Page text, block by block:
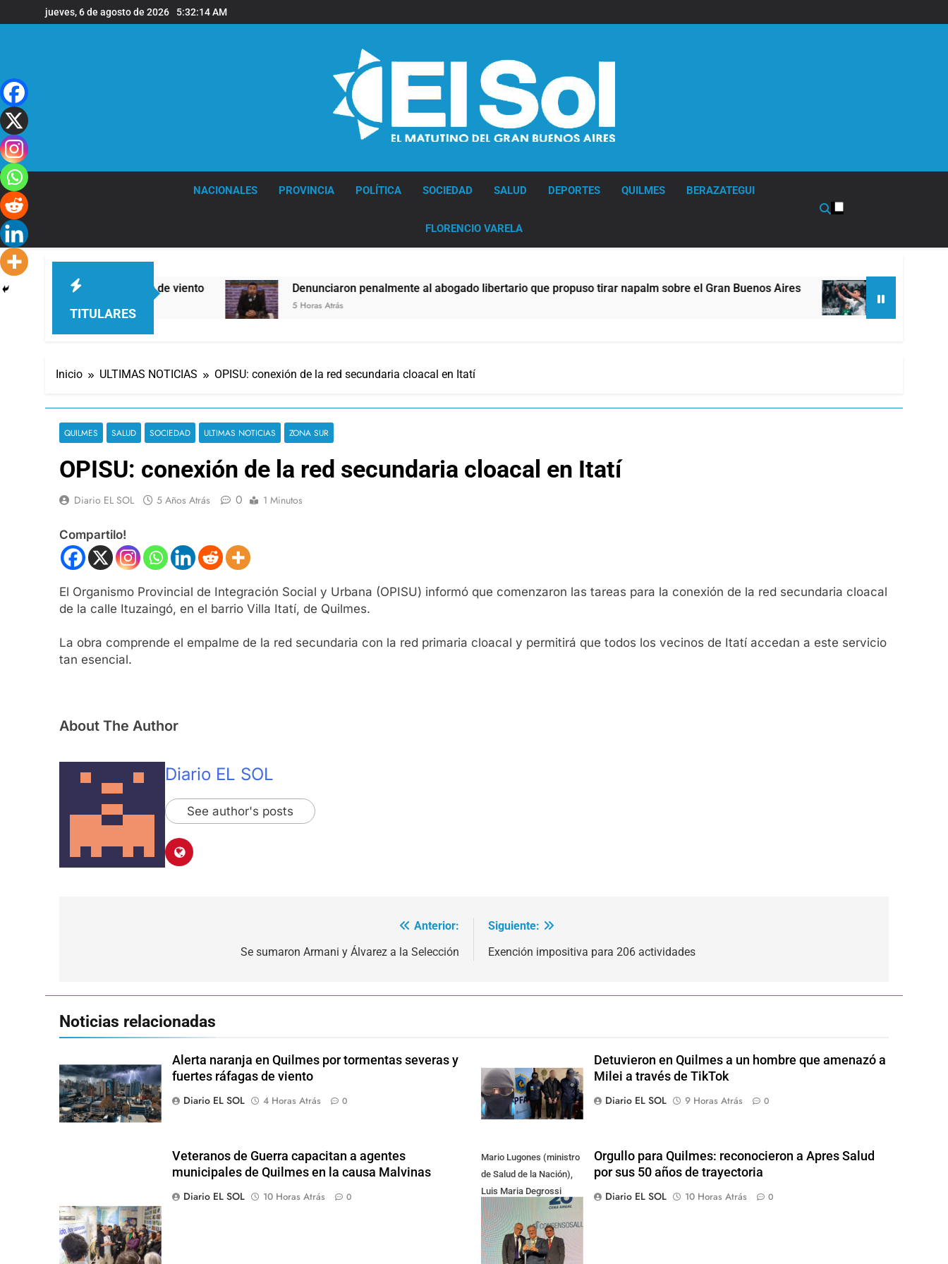
al
jueves, 6 de agosto de 2026 5:32:15 AM
NACIONALES PROVINCIA POLÍTICA SOCIEDAD SALUD DEPORTES QUILMES BERAZATEGUI
FLORENCIO VARELA
TITULARES
y fuertes ráfagas de viento Denunciaron penalmente al abogado libertario que propuso tirar napalm sobre el Gran Buenos Aires
5 Horas Atrás
Quilmes derrotó
5 Horas Atrás
Inicio ULTIMAS NOTICIAS OPISU: conexión de la red secundaria cloacal en Itatí
QUILMES SALUD SOCIEDAD ULTIMAS NOTICIAS ZONA SUR
OPISU: conexión de la red secundaria cloacal en Itatí
Diario EL SOL 5 Años Atrás 0 1 Minutos
Compartilo!
El Organismo Provincial de Integración Social y Urbana (OPISU) informó que comenzaron las tareas para la conexión de la red secundaria cloacal
de la calle Ituzaingó, en el barrio Villa Itatí, de Quilmes.
La obra comprende el empalme de la red secundaria con la red primaria cloacal y permitirá que todos los vecinos de Itatí accedan a este servicio
tan esencial.
About The Author
Diario EL SOL
See author's posts
Anterior:
Se sumaron Armani y Álvarez a la Selección
Siguiente:
Exención impositiva para 206 actividades
Noticias relacionadas
Alerta naranja en Quilmes por tormentas severas y
fuertes ráfagas de viento
Diario EL SOL
4 Horas Atrás 0
Detuvieron en Quilmes a un hombre que amenazó a
Milei a través de TikTok
Diario EL SOL
9 Horas Atrás 0
Veteranos de Guerra capacitan a agentes
municipales de Quilmes en la causa Malvinas
Diario EL SOL
10 Horas Atrás 0
Mario Lugones (ministro
de Salud de la Nación),
Luis Maria Degrossi
(Presidente de Apres
Salud) y Cristian Mazza
(Presidente de ALAMI)
Orgullo para Quilmes: reconocieron a Apres Salud
por sus 50 años de trayectoria
Diario EL SOL
10 Horas Atrás 0